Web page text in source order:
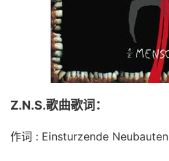
Z.N.S.歌曲歌词：
作词 : Einsturzende Neubauten